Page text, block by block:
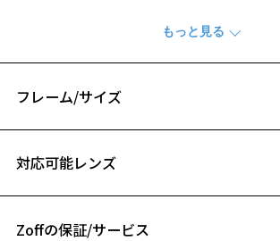
Zoff KIDS (ゾフ･キッズ) 特集ページをみる
フレーム/サイズ
B ブリッジ(鼻部分)の横幅：15mm
対応可能レンズ
Zoffの保証/サービス